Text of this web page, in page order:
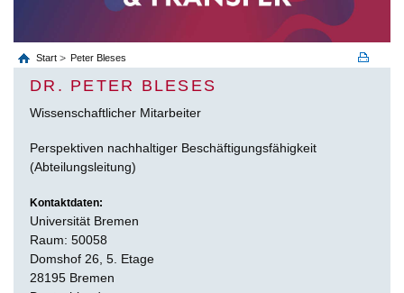
Start Peter Bleses
DR. PETER BLESES
Wissenschaftlicher Mitarbeiter
Perspektiven nachhaltiger Beschäftigungsfähigkeit
(Abteilungsleitung)
Kontaktdaten:
Universität Bremen
Raum: 50058
Domshof 26, 5. Etage
28195 Bremen